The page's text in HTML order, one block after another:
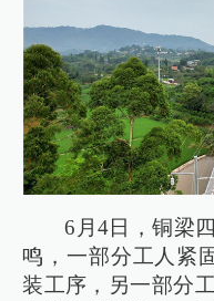
6月4日，铜梁
鸣，一部分工人紧
装工序，另一部分